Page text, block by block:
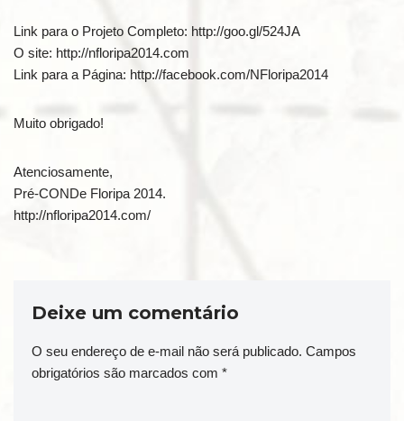
Link para o Projeto Completo: http://goo.gl/524JA
O site: http://nfloripa2014.com
Link para a Página: http://facebook.com/NFloripa2014
Muito obrigado!
Atenciosamente,
Pré-CONDe Floripa 2014.
http://nfloripa2014.com/
Deixe um comentário
O seu endereço de e-mail não será publicado. Campos
obrigatórios são marcados com *